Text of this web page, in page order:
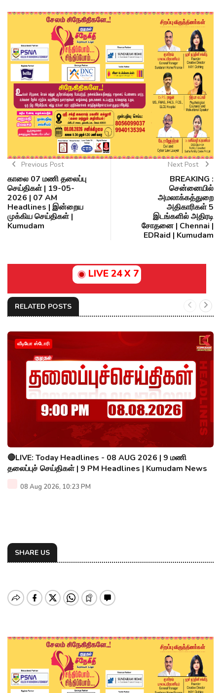
Previous Post
காலை 07 மணி தலைப்பு
செய்திகள் | 19-05-
2026 | 07 AM
Headlines | இன்றைய
முக்கிய செய்திகள் |
Kumudam
Next Post
BREAKING :
சென்னையில்
அமலாக்கத்துறை
அதிகாரிகள் 5
இடங்களில் அதிரடி
சோதனை | Chennai |
EDRaid | Kumudam
LIVE 24 X 7
RELATED POSTS
வீடியோ ஸ்டோரி
🔴LIVE: Today Headlines - 08 AUG 2026 | 9 மணி
தலைப்புச் செய்திகள் | 9 PM Headlines | Kumudam News
08 Aug 2026, 10:23 PM
SHARE US